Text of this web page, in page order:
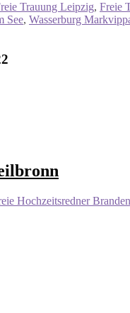
Trauung Leipzig, Freie
See, Wasserburg
Hochzeitsredner